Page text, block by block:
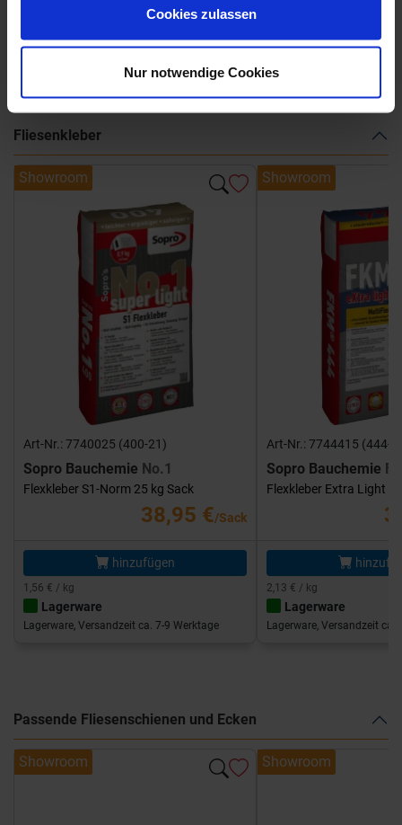
Cookies zulassen
Nur notwendige Cookies
Fliesenkleber
Showroom
Art-Nr.: 7740025 (400-21)
Sopro Bauchemie No.1
Flexkleber S1-Norm 25 kg Sack
38,95 €/Sack
hinzufügen
1,56 € / kg
Lagerware
Lagerware, Versandzeit ca. 7-9 Werktage
Showroom
Art-Nr.: 7744415 (444-
Sopro Bauchemie
Flexkleber Extra Light
2,13 € / kg
Lagerware
Lagerware, Versandzeit ca.
Passende Fliesenschienen und Ecken
Showroom Showroom